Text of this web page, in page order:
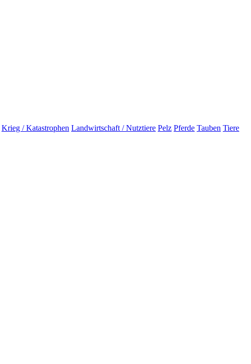
Krieg / Katastrophen Landwirtschaft / Nutztiere Pelz Pferde Tauben Tiere